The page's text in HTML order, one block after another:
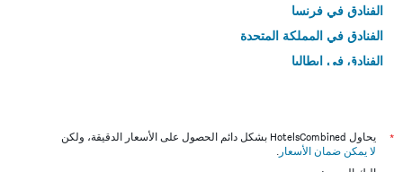
الفنادق في فرنسا
الفنادق في المملكة المتحدة
الفنادق في إيطاليا
*
يحاول HotelsCombined بشكل دائم الحصول على الأسعار الدقيقة، ولكن
لا يمكن ضمان الأسعار .